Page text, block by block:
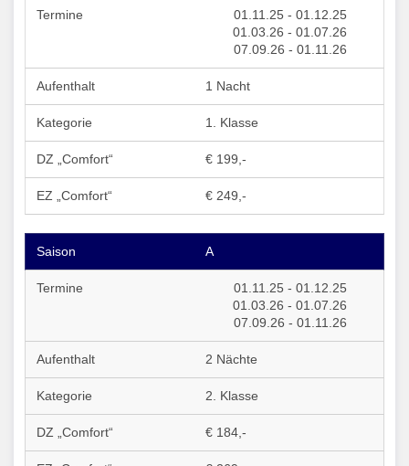
01.11.25 - 01.12.25
01.03.26 - 01.07.26
07.09.26 - 01.11.26
1 Nacht
1. Klasse
€ 199,-
€ 249,-
A
01.11.25 - 01.12.25
01.03.26 - 01.07.26
07.09.26 - 01.11.26
2 Nächte
2. Klasse
€ 184,-